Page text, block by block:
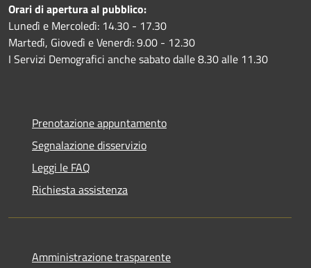
Orari di apertura al pubblico:
Lunedì e Mercoledì: 14.30 - 17.30
Martedì, Giovedì e Venerdì: 9.00 - 12.30
I Servizi Demografici anche sabato dalle 8.30 alle 11.30
Prenotazione appuntamento
Segnalazione disservizio
Leggi le FAQ
Richiesta assistenza
Amministrazione trasparente